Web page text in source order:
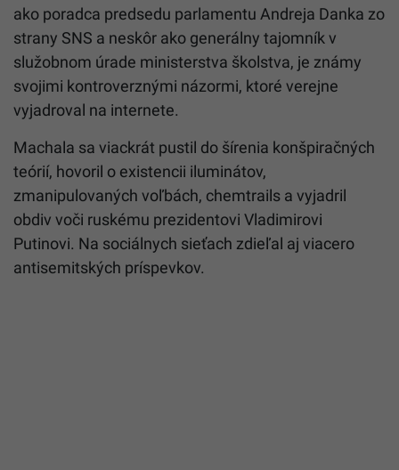
ako poradca predsedu parlamentu Andreja Danka zo
strany SNS a neskôr ako generálny tajomník v
služobnom úrade ministerstva školstva, je známy
svojimi kontroverznými názormi, ktoré verejne
vyjadroval na internete.
Machala sa viackrát pustil do šírenia konšpiračných
teórií, hovoril o existencii iluminátov,
zmanipulovaných voľbách, chemtrails a vyjadril
obdiv voči ruskému prezidentovi Vladimirovi
Putinovi. Na sociálnych sieťach zdieľal aj viacero
antisemitských príspevkov.